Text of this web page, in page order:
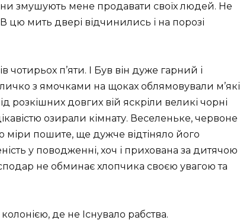
змушують мене продавати своїх людей. Не
цю мить двері відчинились і на порозі
чотирьох п’яти. І Був він дуже гарний і
з ямочками на щоках облямовували м’які
розкішних довгих вій яскріли великі чорні
озирали кімнату. Веселеньке, червоне
міри пошите, ще дужче відтіняло його
у поводженні, хоч і прихована за дитячою
не обминає хлопчика своєю увагою та
де не Існувало рабства.